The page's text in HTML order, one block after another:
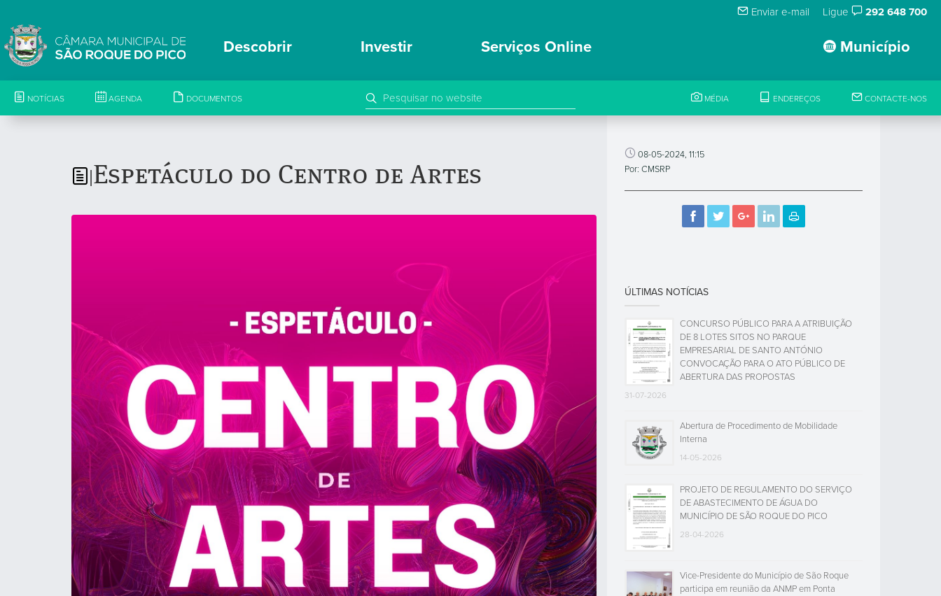
Enviar e-mail Ligue 292 648 700
Município
Descobrir Investir Serviços Online
NOTÍCIAS AGENDA DOCUMENTOS MÉDIA ENDEREÇOS CONTACTE-NOS
Espetáculo do Centro de Artes
08-05-2024, 11:15
Por: CMSRP
ÚLTIMAS NOTÍCIAS
CONCURSO PÚBLICO PARA A ATRIBUIÇÃO
DE 8 LOTES SITOS NO PARQUE
EMPRESARIAL DE SANTO ANTÓNIO
CONVOCAÇÃO PARA O ATO PÚBLICO DE
ABERTURA DAS PROPOSTAS
31-07-2026
Abertura de Procedimento de Mobilidade
Interna
14-05-2026
PROJETO DE REGULAMENTO DO SERVIÇO
DE ABASTECIMENTO DE ÁGUA DO
MUNICÍPIO DE SÃO ROQUE DO PICO
28-04-2026
Vice-Presidente do Município de São Roque
participa em reunião da ANMP em Ponta